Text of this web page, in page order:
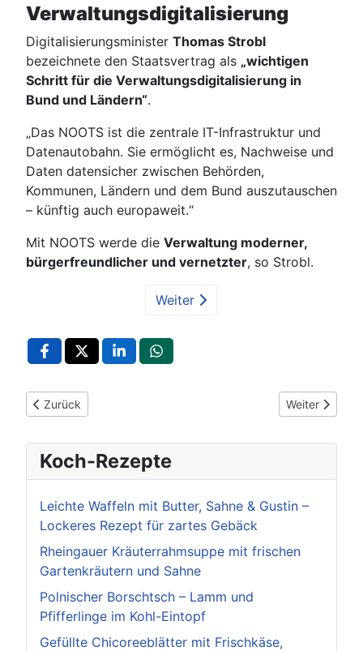
Verwaltungsdigitalisierung
Digitalisierungsminister Thomas Strobl
bezeichnete den Staatsvertrag als „wichtigen
Schritt für die Verwaltungsdigitalisierung in
Bund und Ländern“.
„Das NOOTS ist die zentrale IT-Infrastruktur und
Datenautobahn. Sie ermöglicht es, Nachweise und
Daten datensicher zwischen Behörden,
Kommunen, Ländern und dem Bund auszutauschen
– künftig auch europaweit.“
Mit NOOTS werde die Verwaltung moderner,
bürgerfreundlicher und vernetzter, so Strobl.
Weiter
Vorheriger Beitrag: 1.250 Polizeianwärter legen in Villingen-
Zurück Nächster
Weiter
Koch-Rezepte
Leichte Waffeln mit Butter, Sahne & Gustin –
Lockeres Rezept für zartes Gebäck
Rheingauer Kräuterrahmsuppe mit frischen
Gartenkräutern und Sahne
Polnischer Borschtsch – Lamm und
Pfifferlinge im Kohl-Eintopf
Gefüllte Chicoreeblätter mit Frischkäse,